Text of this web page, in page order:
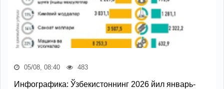
05/08, 08:40 483
Инфографика: Ўзбекистоннинг 2026 йил январь-